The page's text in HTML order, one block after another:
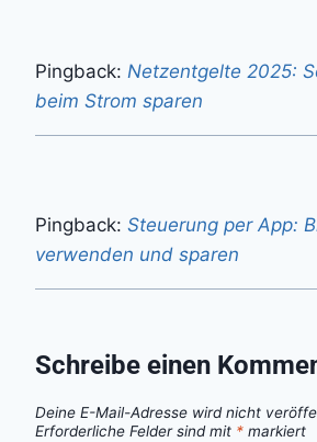
Pingback: Netzentgelte 2025:
beim Strom sparen
Pingback: Steuerung per App:
verwenden und sparen
Schreibe einen
Deine E-Mail-Adresse wird nicht
Erforderliche Felder sind mit * markiert